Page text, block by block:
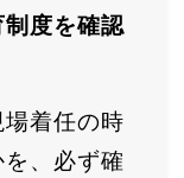
制度を確認
着任の時
、必ず確